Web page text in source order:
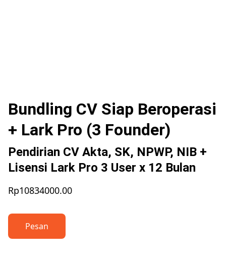
Bundling CV Siap Beroperasi
+ Lark Pro (3 Founder)
Pendirian CV Akta, SK, NPWP, NIB +
Lisensi Lark Pro 3 User x 12 Bulan
Rp10834000.00
Pesan